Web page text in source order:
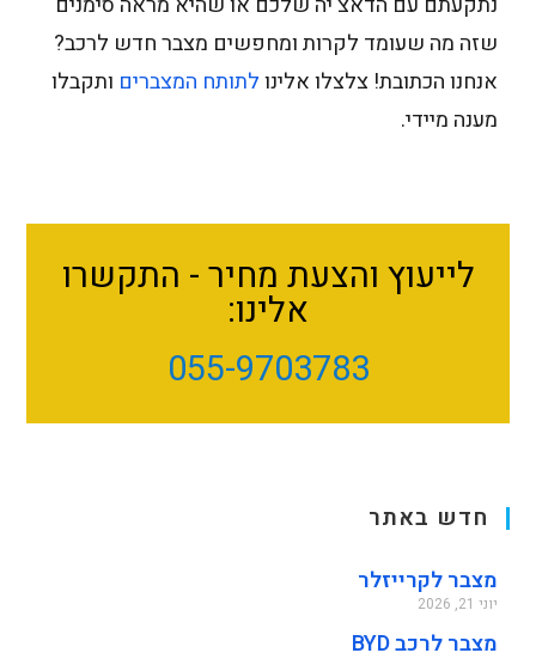
שזה מה שעומד לקרות ומחפשים מצבר חדש לרכב?
אנחנו הכתובת! צלצלו אלינולתותח המצברים ותקבלו
מענה מיידי.
לייעוץ והצעת מחיר - התקשרו
אלינו:
055-9703783
חדש באתר
מצבר לקרייזלר
יוני 21, 2026
מצבר לרכב BYD